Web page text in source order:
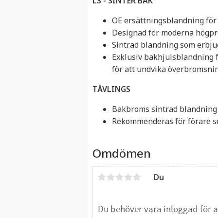
OE ersättningsblandning
Designad för moderna
Sintrad blandning som
Exklusiv bakhjulsblandning
för att undvika
TÄVLINGS
Bakbroms sintrad
Rekommenderas för förare
Omdömen
Du